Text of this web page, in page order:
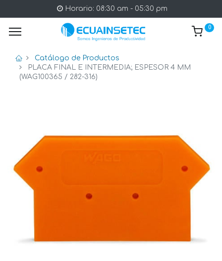
Horario: 08:30 am - 05:30 pm
0
Catálogo de Productos
PLACA FINAL E INTERMEDIA; ESPESOR 4 MM
(WAG100365 / 282-316)